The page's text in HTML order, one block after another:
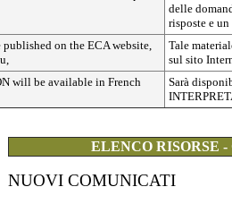
delle
risposte e
on the ECA website,
Tale
sul sito
will be available in French
Sarà
ELENCO RISORSE
NUOVI COMUNICATI